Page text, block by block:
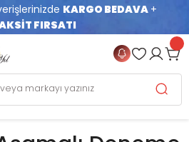
KARGO BEDAVA +
FIRSATI